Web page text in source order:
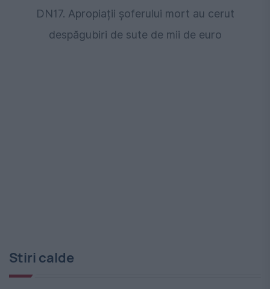
DN17. Apropiații șoferului mort au cerut
despăgubiri de sute de mii de euro
Stiri calde